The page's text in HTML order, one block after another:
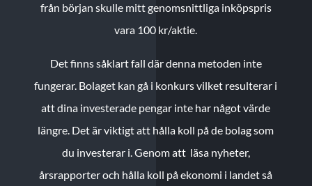
från början skulle mitt genomsnittliga inköpspris
vara 100 kr/aktie.
Det finns såklart fall där denna metoden inte
fungerar. Bolaget kan gå i konkurs vilket resulterar i
att dina investerade pengar inte har något värde
längre. Det är viktigt att hålla koll på de bolag som
du investerar i. Genom att läsa nyheter,
årsrapporter och hålla koll på ekonomi i landet så